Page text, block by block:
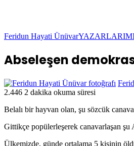
Feridun Hayati Ünüvar
Abseleşen
2.446 2 dakika okuma süresi
Belalı bir hayvan olan, şu sözcük
Gittikçe popülerleşerek canavarlaşan şu
Ülkemizde, günde ortalama 5 kişinin